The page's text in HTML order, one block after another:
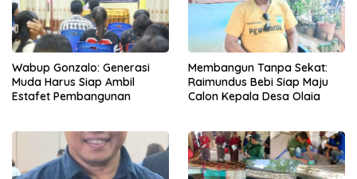
Wabup Gonzalo: Generasi
Muda Harus Siap Ambil
Estafet Pembangunan
Membangun Tanpa Sekat:
Raimundus Bebi Siap Maju
Calon Kepala Desa Olaia